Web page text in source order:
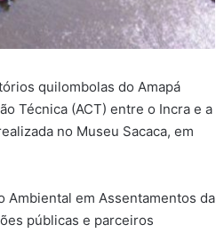
quilombolas do Amapá
Técnica (ACT) entre o Incra e a
no Museu Sacaca, em
Ambiental em Assentamentos da
públicas e parceiros